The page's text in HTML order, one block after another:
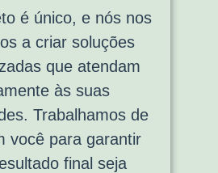
é único, e nós nos
a criar soluções
que atendam
às suas
Trabalhamos de
você para garantir
final seja